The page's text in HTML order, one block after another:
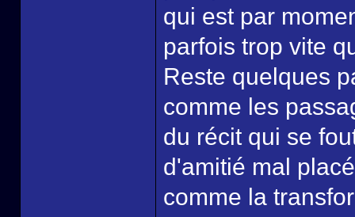
qui est par
parfois trop vite
Reste quelques
comme les
du récit qui se
d'amitié mal
comme la